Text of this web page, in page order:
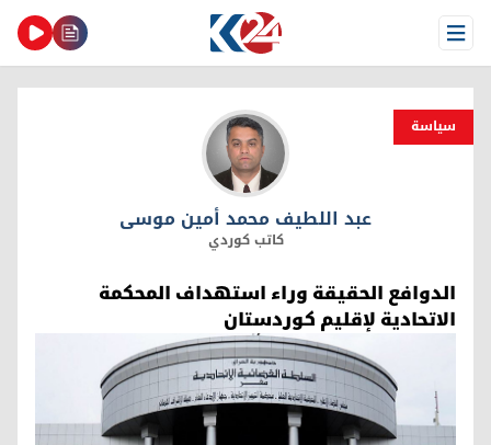
Open Menu
سیاسة
عبد اللطيف محمد أمين موسى
عبد اللطيف محمد أمين موسى
كاتب كوردي
الدوافع الحقيقة وراء استهداف المحكمة
الاتحادية لإقليم كوردستان